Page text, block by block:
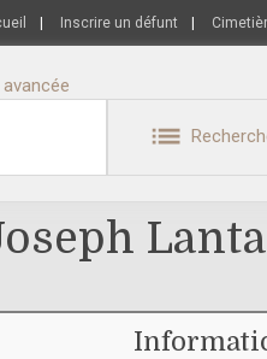
Inscrire un défunt